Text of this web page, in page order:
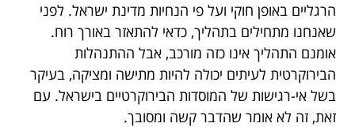
הרגליים באופן חוקי ועל פי הנחיות מדינת ישראל. לפני
שאנחנו מתחילים בתהליך, כדאי להתאזר באורך רוח.
אומנם התהליך אינו כזה מורכב, אבל ההתנהלות
הבירוקרטית לעיתים יכולה להיות מתישה ומציקה, בעיקר
בשל אי-רגישות של המוסדות הבירוקרטיים בישראל. עם
זאת, זה לא אומר שהדבר קשה ומסובך.